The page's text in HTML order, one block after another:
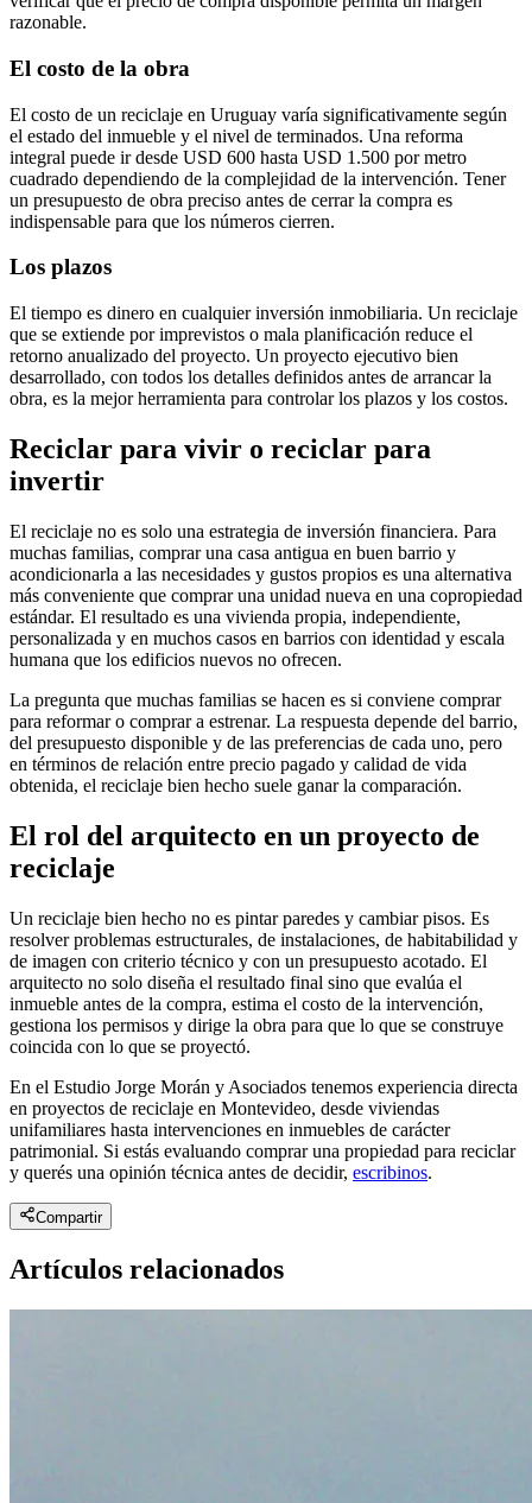
razonable.
El costo de la obra
El costo de un reciclaje en Uruguay varía significativamente según
el estado del inmueble y el nivel de terminados. Una reforma
integral puede ir desde USD 600 hasta USD 1.500 por metro
cuadrado dependiendo de la complejidad de la intervención. Tener
un presupuesto de obra preciso antes de cerrar la compra es
indispensable para que los números cierren.
Los plazos
El tiempo es dinero en cualquier inversión inmobiliaria. Un reciclaje
que se extiende por imprevistos o mala planificación reduce el
retorno anualizado del proyecto. Un proyecto ejecutivo bien
desarrollado, con todos los detalles definidos antes de arrancar la
obra, es la mejor herramienta para controlar los plazos y los costos.
Reciclar para vivir o reciclar para
invertir
El reciclaje no es solo una estrategia de inversión financiera. Para
muchas familias, comprar una casa antigua en buen barrio y
acondicionarla a las necesidades y gustos propios es una alternativa
más conveniente que comprar una unidad nueva en una copropiedad
estándar. El resultado es una vivienda propia, independiente,
personalizada y en muchos casos en barrios con identidad y escala
humana que los edificios nuevos no ofrecen.
La pregunta que muchas familias se hacen es si conviene comprar
para reformar o comprar a estrenar. La respuesta depende del barrio,
del presupuesto disponible y de las preferencias de cada uno, pero
en términos de relación entre precio pagado y calidad de vida
obtenida, el reciclaje bien hecho suele ganar la comparación.
El rol del arquitecto en un proyecto de
reciclaje
Un reciclaje bien hecho no es pintar paredes y cambiar pisos. Es
resolver problemas estructurales, de instalaciones, de habitabilidad y
de imagen con criterio técnico y con un presupuesto acotado. El
arquitecto no solo diseña el resultado final sino que evalúa el
inmueble antes de la compra, estima el costo de la intervención,
gestiona los permisos y dirige la obra para que lo que se construye
coincida con lo que se proyectó.
En el Estudio Jorge Morán y Asociados tenemos experiencia directa
en proyectos de reciclaje en Montevideo, desde viviendas
unifamiliares hasta intervenciones en inmuebles de carácter
patrimonial. Si estás evaluando comprar una propiedad para reciclar
y querés una opinión técnica antes de decidir, escribinos.
Compartir
Artículos relacionados